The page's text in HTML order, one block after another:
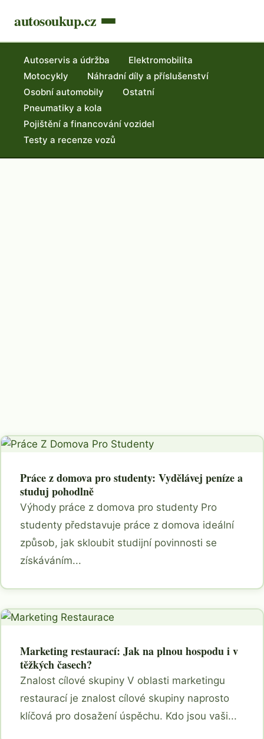
autosoukup.cz
Autoservis a údržba
Elektromobilita
Motocykly
Náhradní díly a příslušenství
Osobní automobily
Ostatní
Pneumatiky a kola
Pojištění a financování vozidel
Testy a recenze vozů
Práce z domova pro studenty: Vydělávej peníze a
studuj pohodlně
Výhody práce z domova pro studenty Pro
studenty představuje práce z domova ideální
způsob, jak skloubit studijní povinnosti se
získáváním...
Marketing restaurací: Jak na plnou hospodu i v
těžkých časech?
Znalost cílové skupiny V oblasti marketingu
restaurací je znalost cílové skupiny naprosto
klíčová pro dosažení úspěchu. Kdo jsou vaši...